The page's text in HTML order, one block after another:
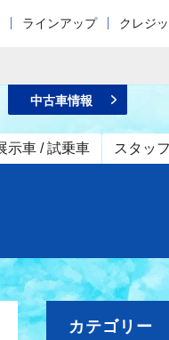
ラインアップ クレジ
示車 / 試乗車 スタッ
中古車情報
カテゴリー